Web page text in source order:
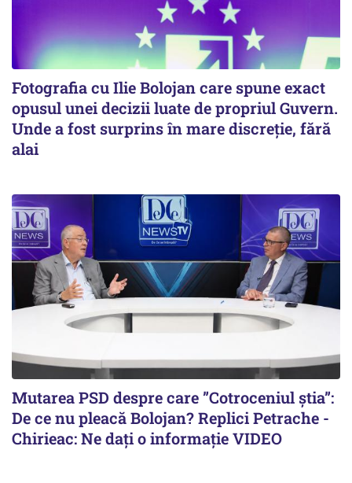
Fotografia cu Ilie Bolojan care spune exact
opusul unei decizii luate de propriul Guvern.
Unde a fost surprins în mare discreție, fără
alai
Mutarea PSD despre care ”Cotroceniul știa”:
De ce nu pleacă Bolojan? Replici Petrache -
Chirieac: Ne dați o informație VIDEO